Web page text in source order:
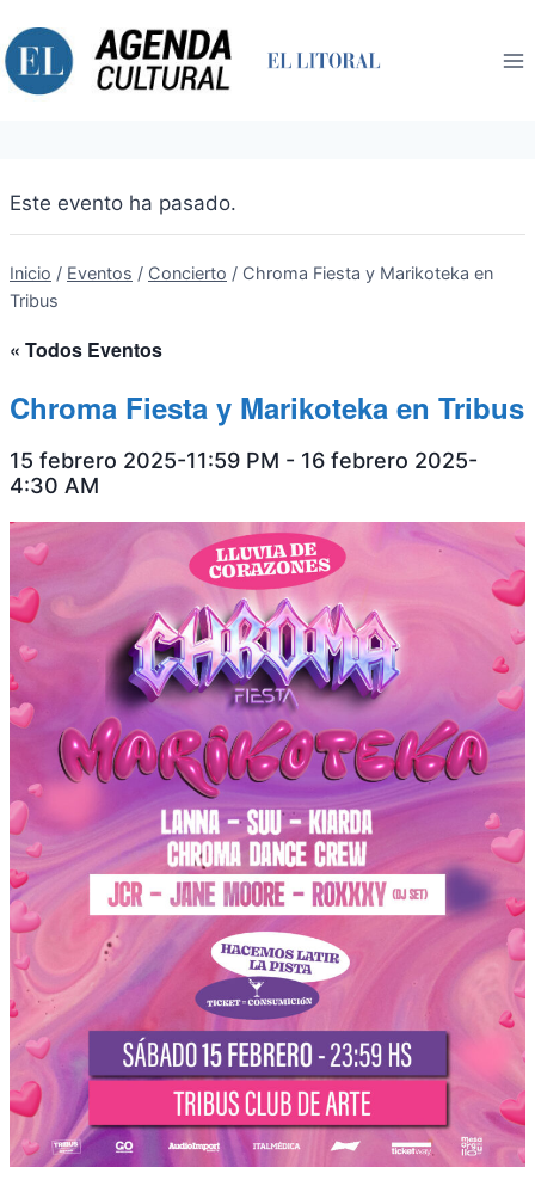
al
contenido
Este evento ha pasado.
Inicio / Eventos / Concierto / Chroma Fiesta y Marikoteka en
Tribus
« Todos Eventos
Chroma Fiesta y Marikoteka en Tribus
15 febrero 2025-11:59 PM - 16 febrero 2025-
4:30 AM